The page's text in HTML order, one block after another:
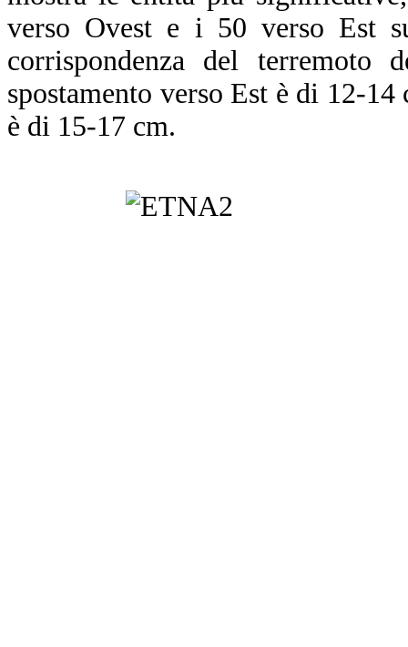
verso Ovest e i 50 verso Est
corrispondenza del
spostamento verso Est è di 12-
è di 15-17 cm.